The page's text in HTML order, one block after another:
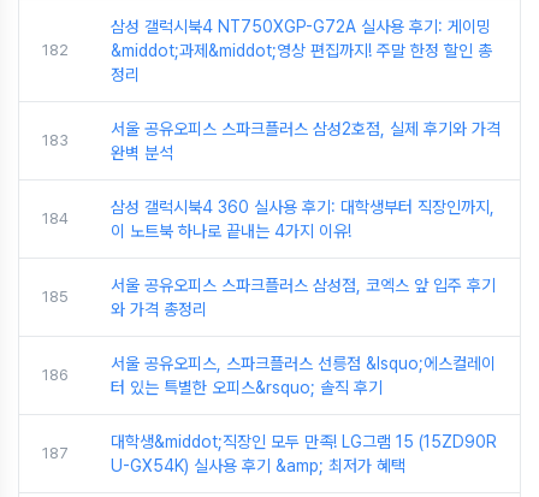
182
삼성 갤럭시북4 NT750XGP-G72A 실사용 후기: 게이밍
&middot;과제&middot;영상 편집까지! 주말 한정 할인 총
정리
183
서울 공유오피스 스파크플러스 삼성2호점, 실제 후기와 가격
완벽 분석
184
삼성 갤럭시북4 360 실사용 후기: 대학생부터 직장인까지,
이 노트북 하나로 끝내는 4가지 이유!
185
서울 공유오피스 스파크플러스 삼성점, 코엑스 앞 입주 후기
와 가격 총정리
186
서울 공유오피스, 스파크플러스 선릉점 &lsquo;에스컬레이
터 있는 특별한 오피스&rsquo; 솔직 후기
187
대학생&middot;직장인 모두 만족! LG그램 15 (15ZD90R
U-GX54K) 실사용 후기 &amp; 최저가 혜택